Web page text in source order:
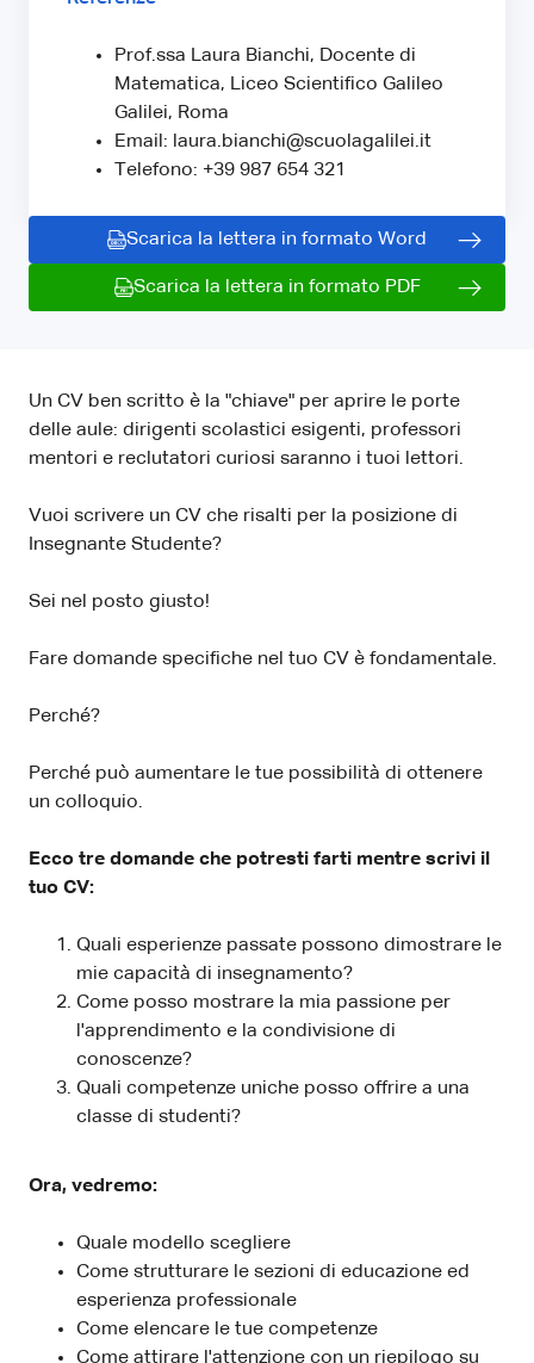
Prof.ssa Laura Bianchi, Docente di
Matematica, Liceo Scientifico Galileo
Galilei, Roma
Email: laura.bianchi@scuolagalilei.it
Telefono: +39 987 654 321
Scarica la lettera in formato Word
Scarica la lettera in formato PDF
Un CV ben scritto è la "chiave" per aprire le porte
delle aule: dirigenti scolastici esigenti, professori
mentori e reclutatori curiosi saranno i tuoi lettori.
Vuoi scrivere un CV che risalti per la posizione di
Insegnante Studente?
Sei nel posto giusto!
Fare domande specifiche nel tuo CV è fondamentale.
Perché?
Perché può aumentare le tue possibilità di ottenere
un colloquio.
Ecco tre domande che potresti farti mentre scrivi il
tuo CV:
Quali esperienze passate possono dimostrare le
mie capacità di insegnamento?
Come posso mostrare la mia passione per
l'apprendimento e la condivisione di
conoscenze?
Quali competenze uniche posso offrire a una
classe di studenti?
Ora, vedremo:
Quale modello scegliere
Come strutturare le sezioni di educazione ed
esperienza professionale
Come elencare le tue competenze
Come attirare l'attenzione con un riepilogo su